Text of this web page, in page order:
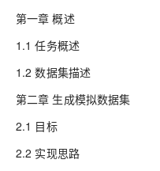
第一章 概述
1.1 任务概述
1.2 数据集描述
第二章 生成模拟数据集
2.1 目标
2.2 实现思路